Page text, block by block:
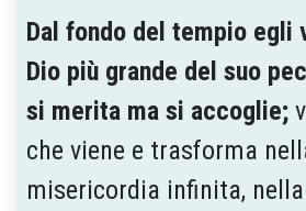
Dal fondo del tempio egli
Dio più grande del suo
si merita ma si accoglie;
che viene e trasfor­ma
misericordia infinita,